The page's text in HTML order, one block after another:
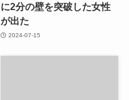
に2分の壁を突破した女性
が出た
2024-07-15